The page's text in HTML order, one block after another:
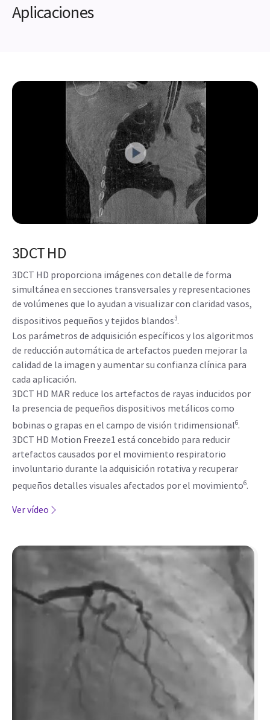
Aplicaciones
3DCT HD
3DCT HD proporciona imágenes con detalle de forma
simultánea en secciones transversales y representaciones
de volúmenes que lo ayudan a visualizar con claridad vasos,
dispositivos pequeños y tejidos blandos3.
Los parámetros de adquisición específicos y los algoritmos
de reducción automática de artefactos pueden mejorar la
calidad de la imagen y aumentar su confianza clínica para
cada aplicación.
3DCT HD MAR reduce los artefactos de rayas inducidos por
la presencia de pequeños dispositivos metálicos como
bobinas o grapas en el campo de visión tridimensional6.
3DCT HD Motion Freeze1 está concebido para reducir
artefactos causados por el movimiento respiratorio
involuntario durante la adquisición rotativa y recuperar
pequeños detalles visuales afectados por el movimiento6.
Ver vídeo